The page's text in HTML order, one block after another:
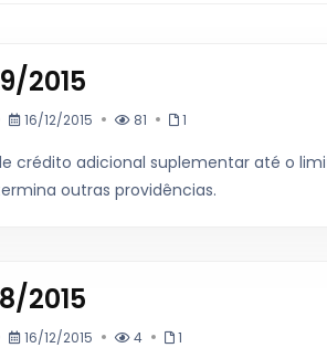
2015
16/12/2015 81 1
crédito adicional suplementar até o
outras providências.
2015
16/12/2015 4 1